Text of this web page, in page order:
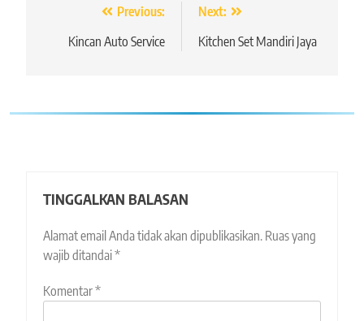
Navigasi
pos
Previous:
Kincan Auto Service
Next:
Kitchen Set Mandiri Jaya
TINGGALKAN BALASAN
Alamat email Anda tidak akan dipublikasikan. Ruas yang
wajib ditandai*
Komentar*